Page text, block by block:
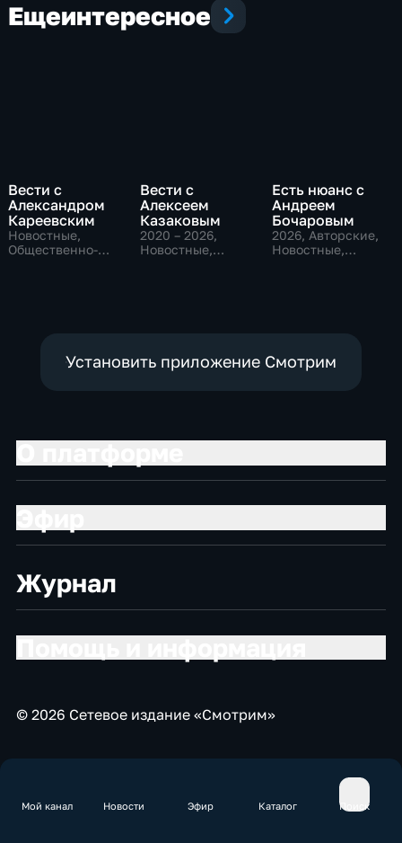
Мой канал Новости Эфир Каталог Поиск
Ещеинтересное
Вести с
Александром
Кареевским
Новостные,
Общественно-
Вести с
Алексеем
Казаковым
2020 – 2026,
Новостные,
Есть нюанс с
Андреем
Бочаровым
2026, Авторские,
Новостные,
Установить приложение Смотрим
Журнал
© 2026 Сетевое издание «Смотрим»